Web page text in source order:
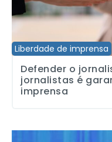
Liberdade de imprensa
Defender o
jornalistas é
imprensa
Nota pública: censura